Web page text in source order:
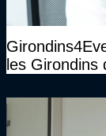
les Girondins